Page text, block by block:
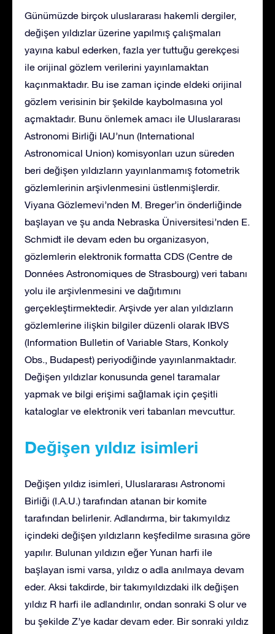
Günümüzde birçok uluslararası hakemli dergiler,
değişen yıldızlar üzerine yapılmış çalışmaları
yayına kabul ederken, fazla yer tuttuğu gerekçesi
ile orijinal gözlem verilerini yayınlamaktan
kaçınmaktadır. Bu ise zaman içinde eldeki orijinal
gözlem verisinin bir şekilde kaybolmasına yol
açmaktadır. Bunu önlemek amacı ile Uluslararası
Astronomi Birliği IAU’nun (International
Astronomical Union) komisyonları uzun süreden
beri değişen yıldızların yayınlanmamış fotometrik
gözlemlerinin arşivlenmesini üstlenmişlerdir.
Viyana Gözlemevi’nden M. Breger’in önderliğinde
başlayan ve şu anda Nebraska Üniversitesi’nden E.
Schmidt ile devam eden bu organizasyon,
gözlemlerin elektronik formatta CDS (Centre de
Données Astronomiques de Strasbourg) veri tabanı
yolu ile arşivlenmesini ve dağıtımını
gerçekleştirmektedir. Arşivde yer alan yıldızların
gözlemlerine ilişkin bilgiler düzenli olarak IBVS
(Information Bulletin of Variable Stars, Konkoly
Obs., Budapest) periyodiğinde yayınlanmaktadır.
Değişen yıldızlar konusunda genel taramalar
yapmak ve bilgi erişimi sağlamak için çeşitli
kataloglar ve elektronik veri tabanları mevcuttur.
Değişen yıldız isimleri
Değişen yıldız isimleri, Uluslararası Astronomi
Birliği (I.A.U.) tarafından atanan bir komite
tarafından belirlenir. Adlandırma, bir takımyıldız
içindeki değişen yıldızların keşfedilme sırasına göre
yapılır. Bulunan yıldızın eğer Yunan harfi ile
başlayan ismi varsa, yıldız o adla anılmaya devam
eder. Aksi takdirde, bir takımyıldızdaki ilk değişen
yıldız R harfi ile adlandırılır, ondan sonraki S olur ve
bu şekilde Z’ye kadar devam eder. Bir sonraki yıldız